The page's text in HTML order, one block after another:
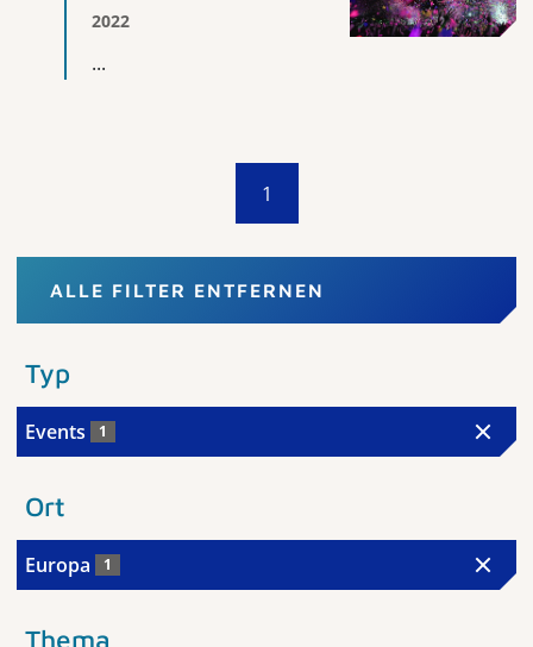
2022
...
1
ALLE FILTER ENTFERNEN
Typ
Events 1
Ort
Europa 1
Thema